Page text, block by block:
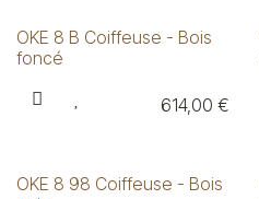
OKE 8 B Coiffeuse - Bois
foncé
614,00 €
OKE 8 98 Coiffeuse - Bois